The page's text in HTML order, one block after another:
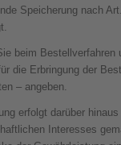
Speicherung nach
beim Bestellverfahren
die Erbringung der
– angeben.
erfolgt darüber
Interesses